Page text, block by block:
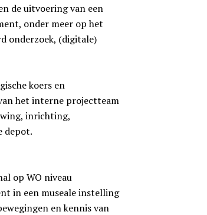
de uitvoering van een
onder meer op het
onderzoek, (digitale)
koers en
het interne projectteam
inrichting,
depot.
op WO niveau
in een museale instelling
en kennis van